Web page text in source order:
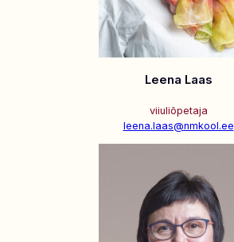
Leena Laas
viiuliõpetaja
leena.laas@nmkool.ee